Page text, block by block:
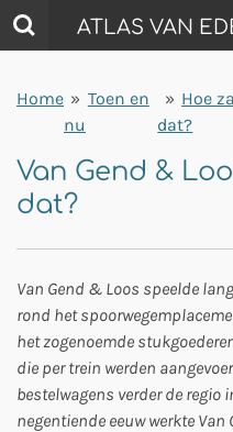
Ga
direct
de
hoofdinhoud
ATLAS VAN
Home » Toen en
nu
» Hoe
dat?
Van Gend &
dat?
Van Gend & Loos speelde
rond het
het zogenoemde
die per trein werden
bestelwagens verder de regio
negentiende eeuw werkte